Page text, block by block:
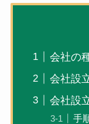
会社の
会社設
会社設
手